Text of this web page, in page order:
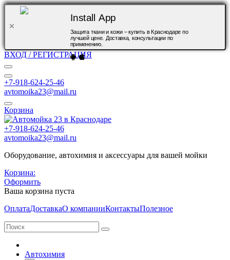
Install App
Защита ткани и кожи – купить в Краснодаре по
лучшей цене. Доставка, консультации по
применению.
ВХОД / РЕГИСТРАЦИЯ
+7-918-624-25-46
avtomoika23@mail.ru
Корзина
+7-918-624-25-46
avtomoika23@mail.ru
Оборудование, автохимия и аксессуары для вашей мойки
Корзина:
Оформить
Ваша корзина пуста
ОплатаДоставкаО компанииКонтактыПолезное
Автохимия